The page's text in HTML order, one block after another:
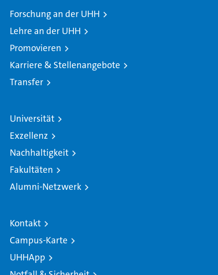
Forschung an der UHH
Lehre an der UHH
Promovieren
Karriere & Stellenangebote
Transfer
Universität
Exzellenz
Nachhaltigkeit
Fakultäten
Alumni-Netzwerk
Kontakt
Campus-Karte
UHHApp